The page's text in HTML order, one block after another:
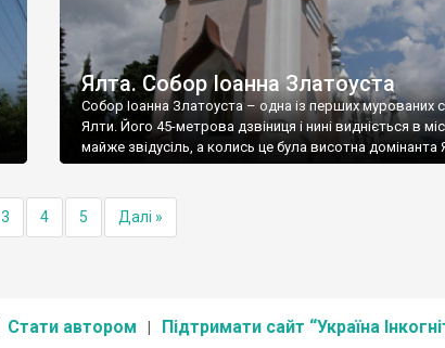
Ялта. Собор Іоанна Златоуста
Собор Іоанна Златоуста – одна із перших мурованих
Ялти. Його 45-метрова дзвіниця і нині видніється в
майже звідусіль, а колись це була висотна домінанта
3 4 5 Далі »
Стати автором Підтримати сайт “Україна